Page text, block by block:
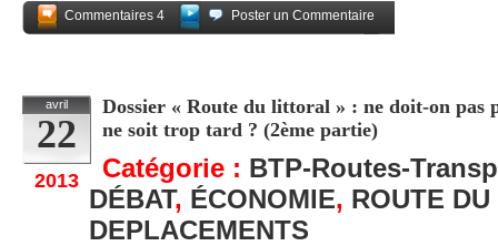
Commentaires 4
Poster un Commentaire
avril
22
2013
Dossier « Route du littoral » : ne doit-on pas
ne soit trop tard ? (2ème partie)
Catégorie : BTP-Routes-
DÉBAT, ÉCONOMIE, ROUTE
DEPLACEMENTS